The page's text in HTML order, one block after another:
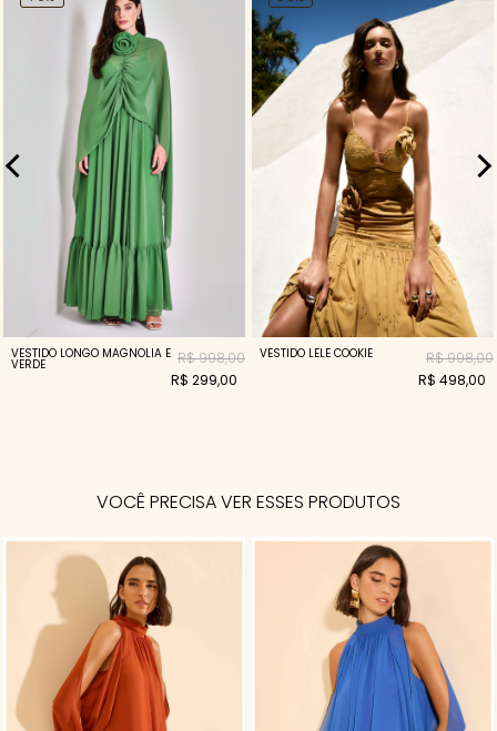
VESTIDO LONGO MAGNOLIA E
VERDE
R$ 998,00
R$ 299,00
VESTIDO LELE COOKIE
R$ 998,00
R$ 498,00
VOCÊ PRECISA VER ESSES PRODUTOS